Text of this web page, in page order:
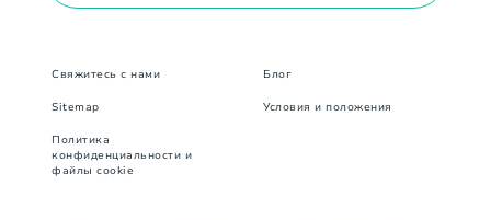
Свяжитесь с нами Блог
Sitemap Условия и положения
Политика
конфиденциальности и
файлы cookie